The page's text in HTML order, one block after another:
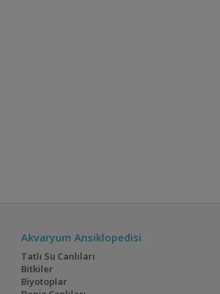
Akvaryum Ansiklopedisi
Tatlı Su Canlıları
Bitkiler
Biyotoplar